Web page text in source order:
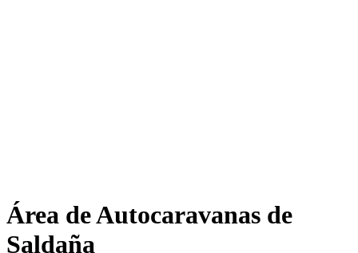
Área de Autocaravanas de
Saldaña